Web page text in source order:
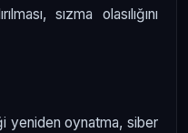
sızma olasılığını
yeniden oynatma, siber